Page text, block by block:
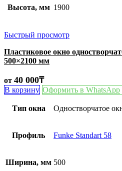
Высота, мм 1900
Быстрый просмотр
Пластиковое окно
500×2100 мм
от 40 000₸
В корзину Оформить в WhatsApp
Тип окна Одностворчатое
Профиль Funke Standart 58
Ширина, мм 500